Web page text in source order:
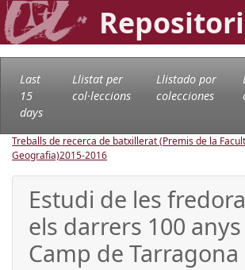
Last
15
days
Llistat per
col·leccions
Llistado por
colecciones
Treballs de recerca de batxillerat (Premis de la
Geografia)2015-2016
Estudi de les
els darrers 100 anys
Camp de Tarragona